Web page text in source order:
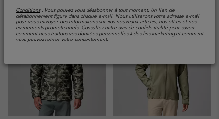
Conditions: Vous pouvez vous désabonner à tout moment. Un lien de
désabonnement figure dans chaque e-mail. Nous utiliserons votre adresse e-mail
pour vous envoyer des informations sur nos nouveaux articles, nos offres et nos
événements promotionnels. Consultez notre avis de confidentialité pour savoir
comment nous traitons vos données personnelles à des fins marketing et comment
vous pouvez retirer votre consentement.